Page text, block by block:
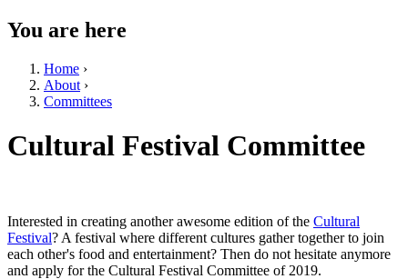
You are here
Home ›
About ›
Committees
Cultural Festival Committee
Interested in creating another awesome edition of the Cultural
Festival? A festival where different cultures gather together to join
each other's food and entertainment? Then do not hesitate anymore
and apply for the Cultural Festival Committee of 2019.